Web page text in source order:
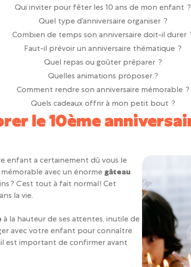
Qui inviter pour fêter les 10 ans de mon enfant ?
Quel type d’anniversaire organiser ?
Combien de temps son anniversaire doit-il durer
Faut-il prévoir un anniversaire thématique ?
Quel repas ou goûter préparer ?
Quelles animations proposer ?
Comment rendre son anniversaire mémorable ?
Quels cadeaux offrir à mon petit bout ?
le 10ème
enfant a certainement dû vous le
avec un énorme gâteau
? C’est tout à fait normal ! Cet
la vie.
à la hauteur de ses attentes, inutile de
avec votre enfant pour connaître
est important de confirmer avant